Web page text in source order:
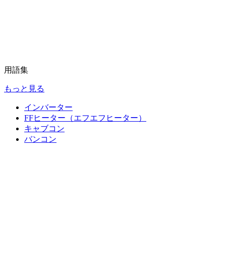
用語集
もっと見る
インバーター
FFヒーター（エフエフヒーター）
キャブコン
バンコン